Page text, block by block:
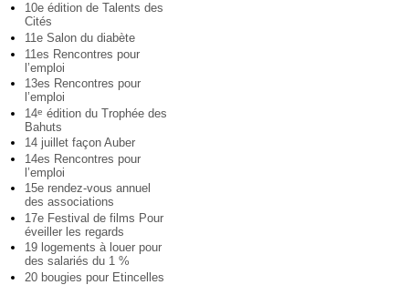
10e édition de Talents des
Cités
11e Salon du diabète
11es Rencontres pour
l’emploi
13es Rencontres pour
l’emploi
14e édition du Trophée des
Bahuts
14 juillet façon Auber
14es Rencontres pour
l’emploi
15e rendez-vous annuel
des associations
17e Festival de films Pour
éveiller les regards
19 logements à louer pour
des salariés du 1 %
20 bougies pour Etincelles